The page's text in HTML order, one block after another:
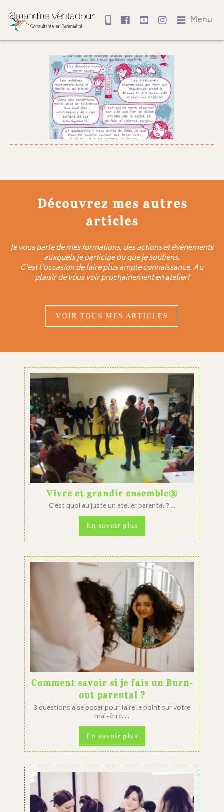
Menu
Découvrez mes autres
articles
Je vous parle de mes formations, des actions et évènements
auxquels je participe ou que je soutiens.
C’est l’occasion de faire plus ample connaissance. Au
plaisir de vous voir prochainement en atelier!
VOIR TOUS MES ARTICLES
Vivre et grandir ensemble®
C'est quoi au juste un atelier parental ? ...
En savoir plus
Comment savoir si je fais un Burn-
out parental ?
3 questions à se poser pour faire le point sur votre
mal-être. ...
En savoir plus